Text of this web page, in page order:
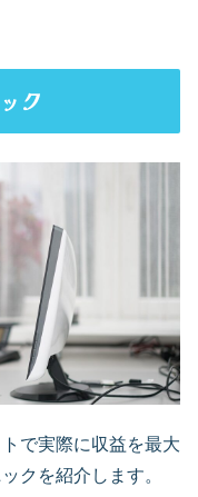
ク
で実際に収益を最大
クを紹介します。